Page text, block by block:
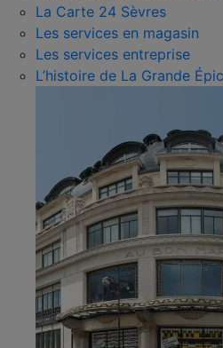
La Carte 24 Sèvres
Les services en magasin
Les services entreprise
L’histoire de La Grande